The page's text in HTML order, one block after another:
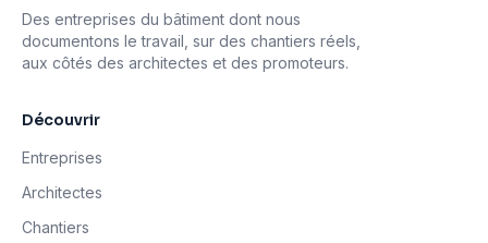
Des entreprises du bâtiment dont nous
documentons le travail, sur des chantiers réels,
aux côtés des architectes et des promoteurs.
Découvrir
Entreprises
Architectes
Chantiers